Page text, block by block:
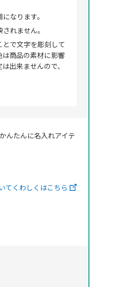
なります。
れません。
で文字を彫刻して
商品の素材に影響
出来ませんので、
んたんに名入れアイテ
てくわしくはこちら